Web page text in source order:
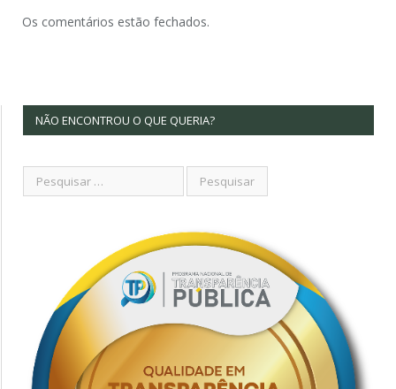
Os comentários estão fechados.
NÃO ENCONTROU O QUE QUERIA?